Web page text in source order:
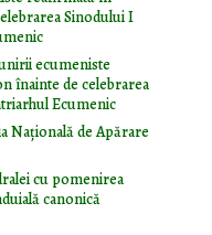
Sinodului I
ecumeniste
înainte de celebrarea
Ecumenic
Naţională de Apărare
cu pomenirea
canonică